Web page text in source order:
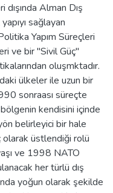
Alman Dış
sağlayan
Yapım Süreçleri
ve bir "Sivil Güç"
oluşmktadır.
ülkeler ile uzun bir
sonraası süreçte
bölgenin kendisini içinde
belirleyici bir hale
üstlendiği rolü
ve 1998 NATO
her türlü dış
yoğun olarak şekilde